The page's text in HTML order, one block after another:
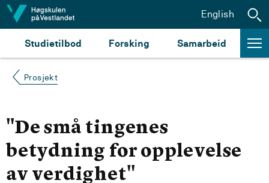
Hopp til innhald
Studietilbod Forsking Samarbeid
English
Prosjekt
"De små tingenes
betydning for opplevelse
av verdighet"